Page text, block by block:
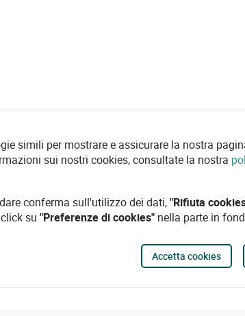
simili per mostrare e assicurare la nostra
sui nostri cookies, consultate la nostra
conferma sull'utilizzo dei dati,"Rifiuta
su "Preferenze di cookies" nella parte in
Accetta cookies